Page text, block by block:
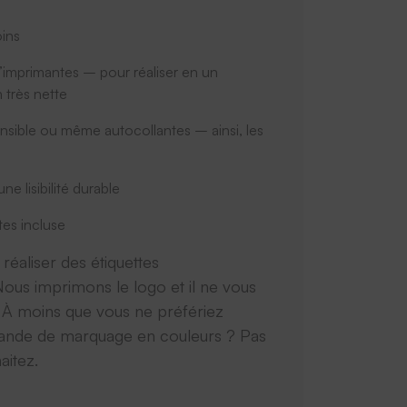
– pour réaliser en un
très nette
ou même autocollantes – ainsi, les
lisibilité durable
incluse
des étiquettes
imprimons le logo et il ne vous
moins que vous ne préfériez
de marquage en couleurs ? Pas